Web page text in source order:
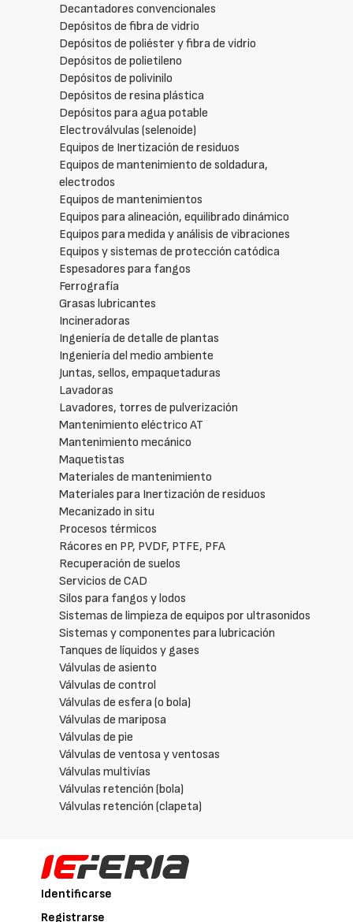
Decantadores convencionales
Depósitos de fibra de vidrio
Depósitos de poliéster y fibra de vidrio
Depósitos de polietileno
Depósitos de polivinilo
Depósitos de resina plástica
Depósitos para agua potable
Electroválvulas (selenoide)
Equipos de Inertización de residuos
Equipos de mantenimiento de soldadura,
electrodos
Equipos de mantenimientos
Equipos para alineación, equilibrado dinámico
Equipos para medida y análisis de vibraciones
Equipos y sistemas de protección catódica
Espesadores para fangos
Ferrografía
Grasas lubricantes
Incineradoras
Ingeniería de detalle de plantas
Ingeniería del medio ambiente
Juntas, sellos, empaquetaduras
Lavadoras
Lavadores, torres de pulverización
Mantenimiento eléctrico AT
Mantenimiento mecánico
Maquetistas
Materiales de mantenimiento
Materiales para Inertización de residuos
Mecanizado in situ
Procesos térmicos
Rácores en PP, PVDF, PTFE, PFA
Recuperación de suelos
Servicios de CAD
Silos para fangos y lodos
Sistemas de limpieza de equipos por ultrasonidos
Sistemas y componentes para lubricación
Tanques de líquidos y gases
Válvulas de asiento
Válvulas de control
Válvulas de esfera (o bola)
Válvulas de mariposa
Válvulas de pie
Válvulas de ventosa y ventosas
Válvulas multivías
Válvulas retención (bola)
Válvulas retención (clapeta)
Identificarse
Registrarse